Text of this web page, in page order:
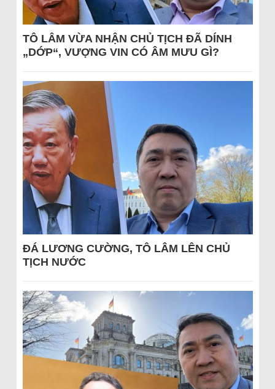
TÔ LÂM VỪA NHẬN CHỦ TỊCH ĐÃ DÍNH
„DỚP“, VƯỢNG VIN CÓ ÂM MƯU GÌ?
ĐÁ LƯƠNG CƯỜNG, TÔ LÂM LÊN CHỦ
TỊCH NƯỚC